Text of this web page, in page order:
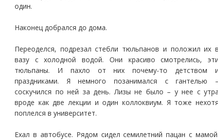
один.
Наконец добрался до дома.
Переоделся, подрезал стебли тюльпанов и положил их
вазу с холодной водой. Они красиво смотрелись,
тюльпаны. И пахло от них почему-то детством
праздниками. Я немного позанимался с гантелью
соскучился по ней за день. Лизы не было – у нее с
вроде как две лекции и один коллоквиум. Я тоже
поплелся в университет.
Ехал в автобусе. Рядом сидел семилетний пацан с